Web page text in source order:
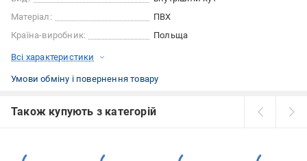
Матеріал:
ПВХ
Країна-виробник:
Польща
Всі характеристики
Умови обміну і повернення товару
Також купують з категорій